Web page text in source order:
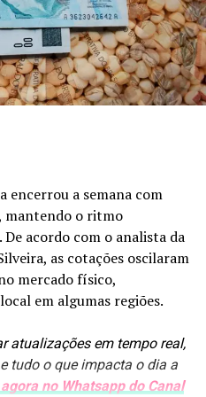
os segmentos que mais
nove anos, a produção de
uma previsão de
de ICMS do setor
milhões para mais de R$ 4
novos produtos para
encerrou a semana com
mantendo o ritmo
acordo com o analista da
as cotações oscilaram
mercado físico,
em algumas regiões.
atualizações em tempo real,
tudo o que impacta o dia a
no Whatsapp do Canal